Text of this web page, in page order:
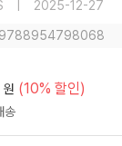
2025-12-27
9788954798068
원 (10% 할인)